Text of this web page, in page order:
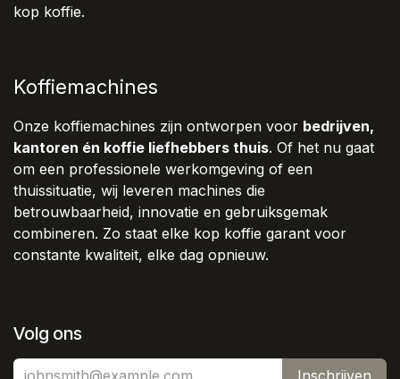
kop koffie.
Koffiemachines
Onze koffiemachines zijn ontworpen voor bedrijven,
kantoren én koffie liefhebbers thuis. Of het nu gaat
om een professionele werkomgeving of een
thuissituatie, wij leveren machines die
betrouwbaarheid, innovatie en gebruiksgemak
combineren. Zo staat elke kop koffie garant voor
constante kwaliteit, elke dag opnieuw.
Volg ons
Inschrijven